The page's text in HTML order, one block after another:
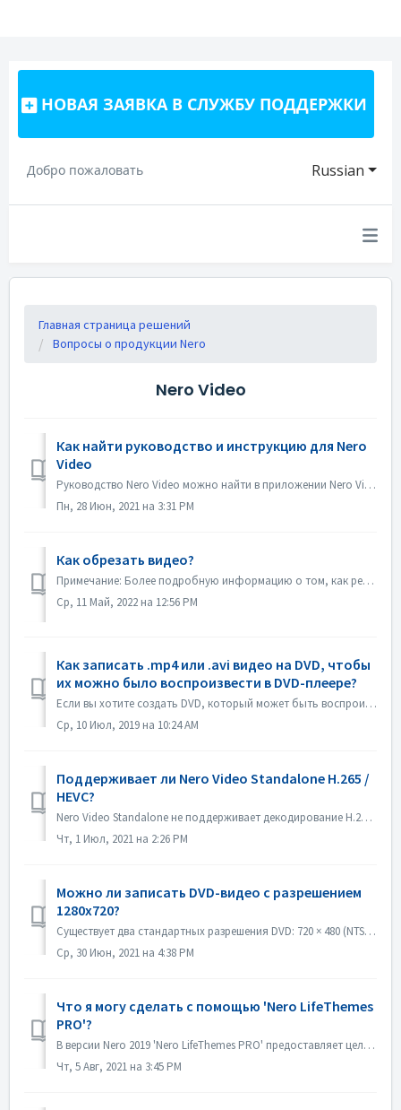
НОВАЯ ЗАЯВКА В СЛУЖБУ ПОДДЕРЖКИ
Russian
Добро пожаловать
Главная страница решений
Вопросы о продукции Nero
Nero Video
Как найти руководство и инструкцию для Nero
Video
Руководство Nero Video можно найти в приложении Nero Video. Откройте Nero Video, нажмите KnowHow в правом верхнем углу. В выпадающем меню нажмите Загруз...
Пн, 28 Июн, 2021 на 3:31 PM
Как обрезать видео?
Примечание: Более подробную информацию о том, как редактировать видео, вы найдете по следующей ссылке: Редактирование видео Перейдите по ссылке ниже, чтобы...
Ср, 11 Май, 2022 на 12:56 PM
Как записать .mp4 или .avi видео на DVD, чтобы
их можно было воспроизвести в DVD-плеере?
Если вы хотите создать DVD, который может быть воспроизведен на DVD-плеере, вы должны сначала запомнить, какой это формат диска. Существует фундаментальное ...
Ср, 10 Июл, 2019 на 10:24 AM
Поддерживает ли Nero Video Standalone H.265 /
HEVC?
Nero Video Standalone не поддерживает декодирование H.265 / HEVC. Декодирование H.265 / HEVC доступно только в Nero Platinum Suite.
Чт, 1 Июл, 2021 на 2:26 PM
Можно ли записать DVD-видео с разрешением
1280x720?
Существует два стандартных разрешения DVD: 720 × 480 (NTSC, всего 345 600 пикселей) и 720 × 576 (PAL, всего 414 720 пикселей), оба доступны в соотношениях с...
Ср, 30 Июн, 2021 на 4:38 PM
Что я могу сделать с помощью 'Nero LifeThemes
PRO'?
В версии Nero 2019 'Nero LifeThemes PRO' предоставляет целый ряд высококачественных тем для фильмов, шаблонов меню дисков и музыки без авторских отч...
Чт, 5 Авг, 2021 на 3:45 PM